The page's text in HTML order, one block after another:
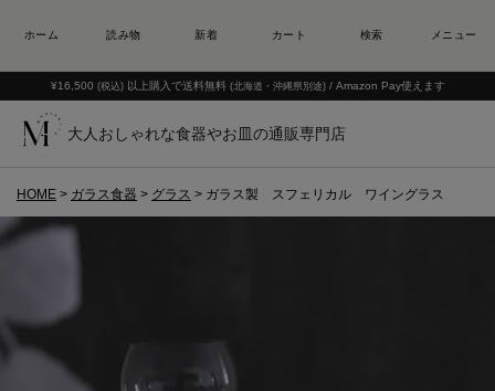
¥16,500 (税込) 以上購入で送料無料 (北海道・沖縄県別途) / Amazon Pay使えます
大人おしゃれな食器やお皿の通販専門店
HOME ガラス食器 グラス ガラス製 スフェリカル ワイングラス